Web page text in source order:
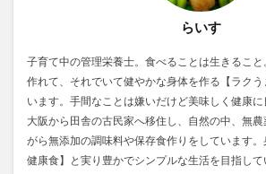
らいす
子育て中の管理栄養士。食べることは生きるこ
作れて、それでいて健やかな身体を作る【ラク
います。手間なことは嫌いだけど美味しく健康に
大阪から田舎の古民家へ移住し、自然の中、無
がら無添加の調味料や保存食作りをしています。
健康食】と実り豊かでシンプルな生活を目指して